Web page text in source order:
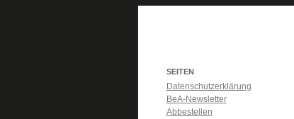
SEITEN
Datenschutzerklärung
BeA-Newsletter
Abbestellen